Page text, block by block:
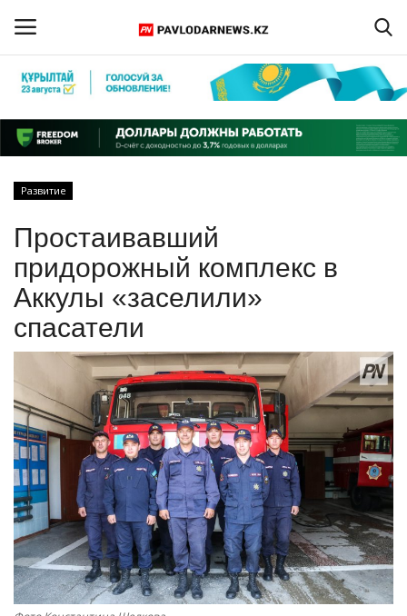
Регистрация
Главная
ПАВЛОДАРСКАЯ ОБЛАСТЬ
КАЗАХСТАН
МИР
СПЕЦПРОЕКТЫ
СПОРТ
Чек-лист
РАЗВЛЕЧЕНИЯ
OFFICIAL
Развитие
Простаивавший
придорожный комплекс в
Аккулы «заселили»
спасатели